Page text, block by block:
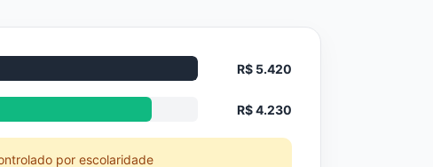
R$ 5.420
R$ 4.230
por escolaridade